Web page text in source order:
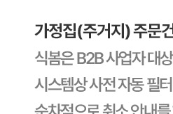
수입식품 여부
해당사항 없음
소비자 상담 관련 전화번호
1588-6967
반품/교환 정보